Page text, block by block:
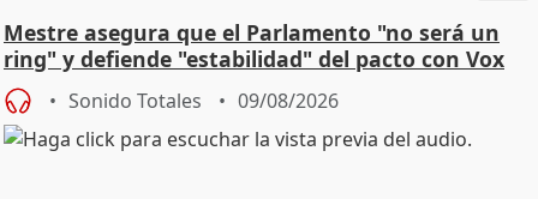
Mestre asegura que el Parlamento "no será un
ring" y defiende "estabilidad" del pacto con Vox
Sonido Totales 09/08/2026